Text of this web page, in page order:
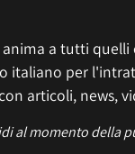
a tutti
italiano per
articoli, news,
al momento della